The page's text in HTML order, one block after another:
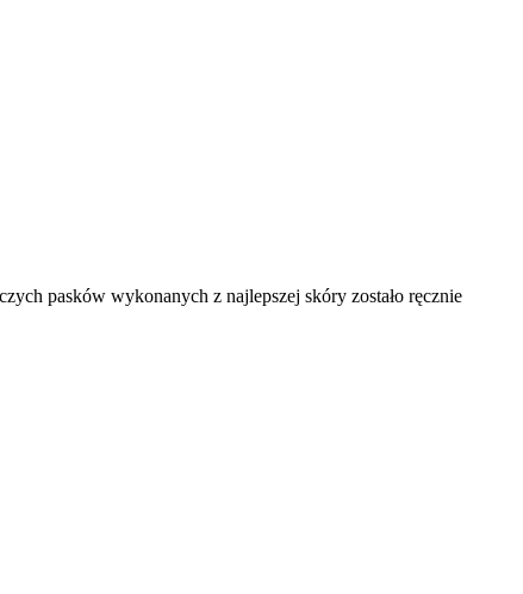
pasków wykonanych z najlepszej skóry zostało ręcznie